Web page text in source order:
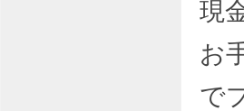
現
お
で